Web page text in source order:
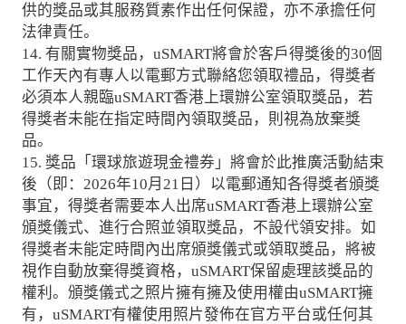
供的獎品或其服務質素作出任何保證，亦不承擔任何
法律責任。
14. 有關實物獎品，uSMART將會於客戶得獎後的30個
工作天內有專人以電郵方式聯絡您領取禮品，得獎者
必須本人親臨uSMART香港上環辦公室領取獎品，若
得獎者未能在指定時間內領取獎品，則視為放棄獎
品。
15. 獎品「環球旅遊現金禮券」將會於此推廣活動結束
後（即：2026年10月21日）以電郵通知各得獎者頒獎
事宜，得獎者需要本人出席uSMART香港上環辦公室
頒獎儀式、進行合照並領取獎品，不設代領安排。如
得獎者未能定時間內出席頒獎儀式或領取獎品，將被
視作自動放棄得獎資格，uSMART保留處理該獎品的
權利。頒獎儀式之照片擁有擁及使用權由uSMART擁
有，uSMART有權使用照片發佈在官方平台或任何其